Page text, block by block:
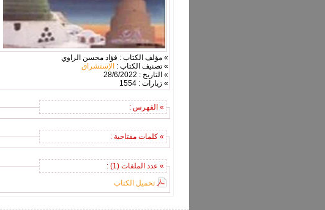
» مؤلف الكتاب : فؤاد محسن الراوي
» تصنيف الكتاب : الإستشراق
» التاريخ : 28/6/2022
» زيارات : 1554
» الفهرس :
» كلمات مفتاحية :
» عدد الملفات (1) :
تحميل الكتاب